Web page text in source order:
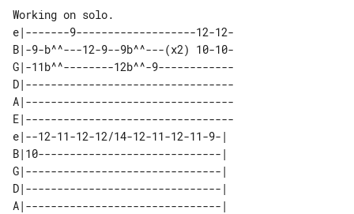
Working on solo.
e|-------9-------------------12-12-
B|-9-b^^---12-9--9b^^---(x2) 10-10-
G|-11b^^--------12b^^-9------------
D|---------------------------------
A|---------------------------------
E|---------------------------------
e|--12-11-12-12/14-12-11-12-11-9-|
B|10-----------------------------|
G|-------------------------------|
D|-------------------------------|
A|-------------------------------|